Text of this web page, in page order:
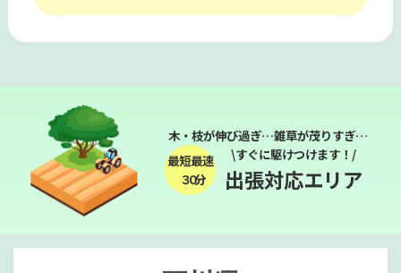
木・枝が伸び過ぎ…雑草が茂りすぎ…
最短最速
３０分
\すぐに駆けつけます！/
出張対応エリア